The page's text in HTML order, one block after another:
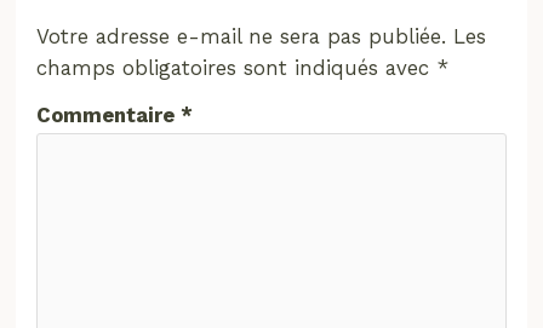
Votre adresse e-mail ne sera pas publiée. Les
champs obligatoires sont indiqués avec *
Commentaire*